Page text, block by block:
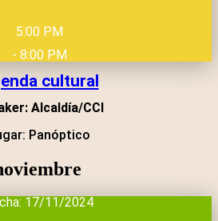
5:00 PM
- 8:00 PM
cultural
Alcaldía/CCI
Panóptico
17/11/2024